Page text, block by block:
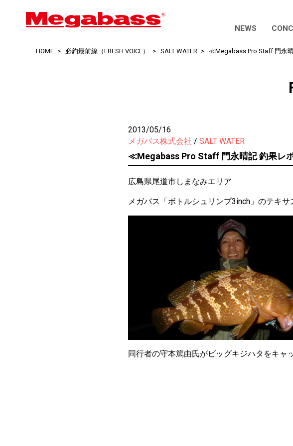
NEWS
HOME 必釣最前線（FRESH VOICE） SALT WATER ≪Megabass Pro Staff 門永
2013/05/16
メガバス株式会社
SALT WATER
≪Megabass Pro Staff 門永晴記 釣果レ
広島県尾道市しまなみエリア
メガバス「ボトルシュリンプ3inch」のテキ
同行者の守本篤由氏がビッグキジハタをキャ